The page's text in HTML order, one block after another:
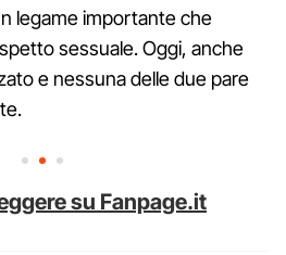
legame importante che
sessuale. Oggi, anche
e nessuna delle due pare
su Fanpage.it